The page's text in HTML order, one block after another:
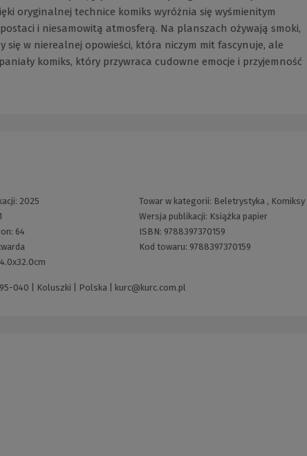
oryginalnej technice komiks wyróżnia się wyśmienitym
i niesamowitą atmosferą. Na planszach ożywają smoki,
w nierealnej opowieści, która niczym mit fascynuje, ale
komiks, który przywraca cudowne emocje i przyjemność
2025
64
Towar w kategorii: Beletrystyka , Komiksy
Wersja publikacji: Książka papier
ISBN: 9788397370159
Kod towaru: 9788397370159
040 | Koluszki | Polska | kurc@kurc.com.pl